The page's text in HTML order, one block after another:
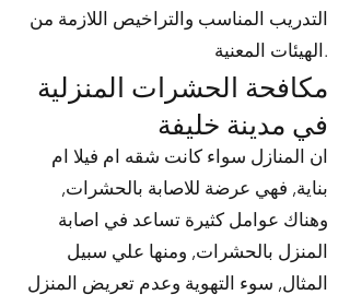
التدريب المناسب والتراخيص اللازمة من
الهيئات المعنية.
مكافحة الحشرات المنزلية
في مدينة خليفة
ان المنازل سواء كانت شقه ام فيلا ام
بناية, فهي عرضة للاصابة بالحشرات,
وهناك عوامل كثيرة تساعد في اصابة
المنزل بالحشرات, ومنها علي سبيل
المثال, سوء التهوية وعدم تعريض المنزل